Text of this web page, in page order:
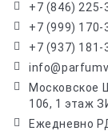
+7 (846) 225-
+7 (999)
+7 (937)
Московское
106, 1 этаж
Ежедневно